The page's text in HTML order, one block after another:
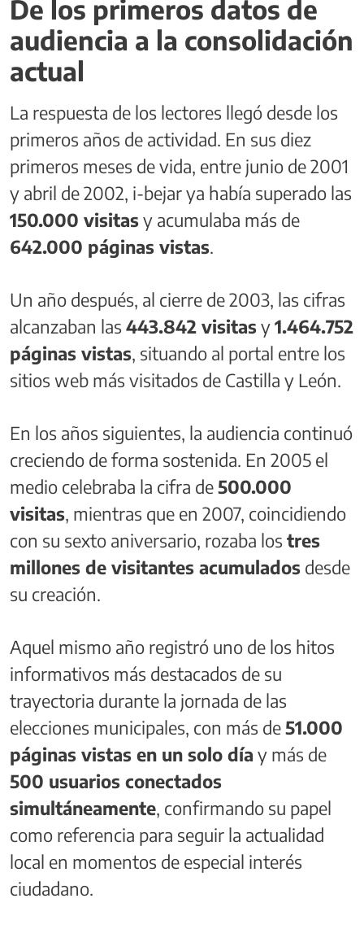
De los primeros datos de
audiencia a la consolidación
actual
La respuesta de los lectores llegó desde los
primeros años de actividad. En sus diez
primeros meses de vida, entre junio de 2001
y abril de 2002, i-bejar ya había superado las
150.000 visitasy acumulaba más de
642.000 páginas vistas.
Un año después, al cierre de 2003, las cifras
alcanzaban las 443.842 visitasy1.464.752
páginas vistas, situando al portal entre los
sitios web más visitados de Castilla y León.
En los años siguientes, la audiencia continuó
creciendo de forma sostenida. En 2005 el
medio celebraba la cifra de500.000
visitas, mientras que en 2007, coincidiendo
con su sexto aniversario, rozaba los tres
millones de visitantes acumulados desde
su creación.
Aquel mismo año registró uno de los hitos
informativos más destacados de su
trayectoria durante la jornada de las
elecciones municipales, con más de51.000
páginas vistas en un solo día y más de
500 usuarios conectados
simultáneamente, confirmando su papel
como referencia para seguir la actualidad
local en momentos de especial interés
ciudadano.